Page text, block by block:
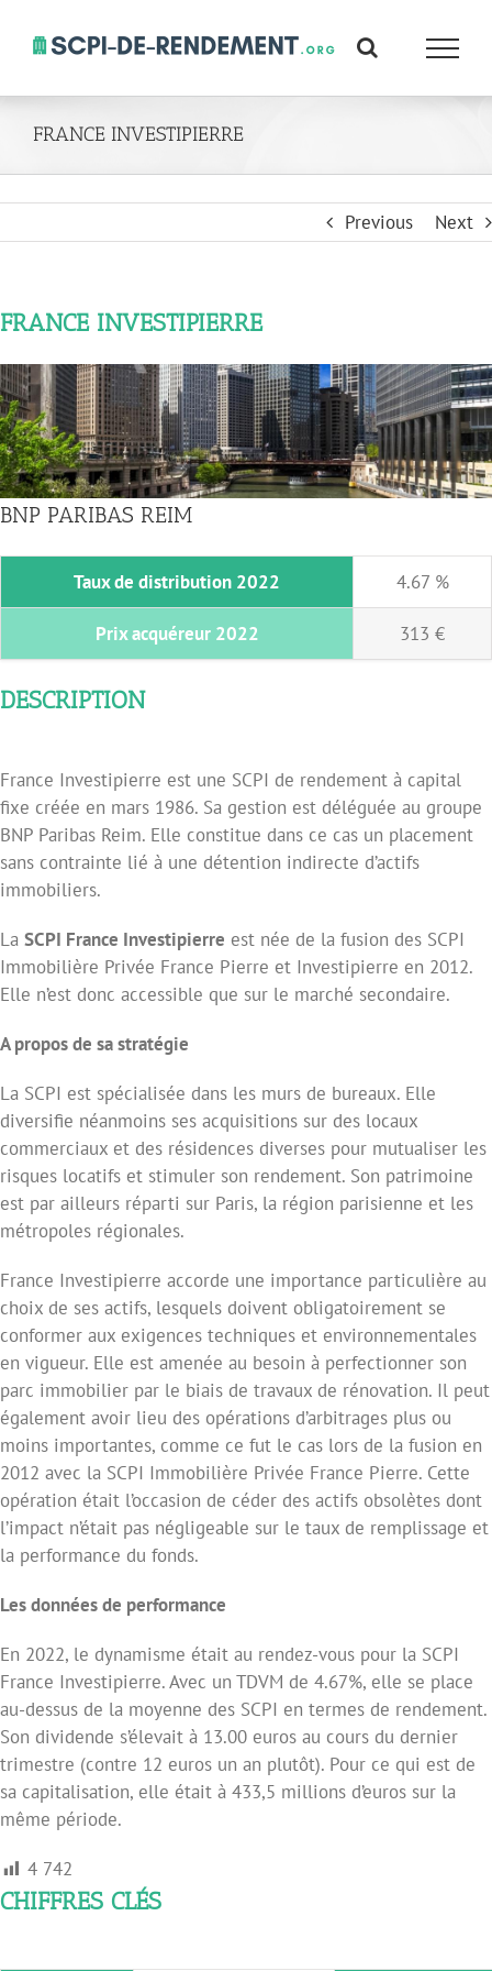
FRANCE INVESTIPIERRE
Previous Next
FRANCE INVESTIPIERRE
View
Larger
Image
BNP PARIBAS REIM
Taux de distribution 2022 4.67 %
Prix acquéreur 2022 313 €
DESCRIPTION
France Investipierre est une SCPI de rendement à capital
fixe créée en mars 1986. Sa gestion est déléguée au groupe
BNP Paribas Reim. Elle constitue dans ce cas un placement
sans contrainte lié à une détention indirecte d’actifs
immobiliers.
La SCPI France Investipierre est née de la fusion des SCPI
Immobilière Privée France Pierre et Investipierre en 2012.
Elle n’est donc accessible que sur le marché secondaire.
A propos de sa stratégie
La SCPI est spécialisée dans les murs de bureaux. Elle
diversifie néanmoins ses acquisitions sur des locaux
commerciaux et des résidences diverses pour mutualiser les
risques locatifs et stimuler son rendement. Son patrimoine
est par ailleurs réparti sur Paris, la région parisienne et les
métropoles régionales.
France Investipierre accorde une importance particulière au
choix de ses actifs, lesquels doivent obligatoirement se
conformer aux exigences techniques et environnementales
en vigueur. Elle est amenée au besoin à perfectionner son
parc immobilier par le biais de travaux de rénovation. Il peut
également avoir lieu des opérations d’arbitrages plus ou
moins importantes, comme ce fut le cas lors de la fusion en
2012 avec la SCPI Immobilière Privée France Pierre. Cette
opération était l’occasion de céder des actifs obsolètes dont
l’impact n’était pas négligeable sur le taux de remplissage et
la performance du fonds.
Les données de performance
En 2022, le dynamisme était au rendez-vous pour la SCPI
France Investipierre. Avec un TDVM de 4.67%, elle se place
au-dessus de la moyenne des SCPI en termes de rendement.
Son dividende s’élevait à 13.00 euros au cours du dernier
trimestre (contre 12 euros un an plutôt). Pour ce qui est de
sa capitalisation, elle était à 433,5 millions d’euros sur la
même période.
4 742
CHIFFRES CLÉS